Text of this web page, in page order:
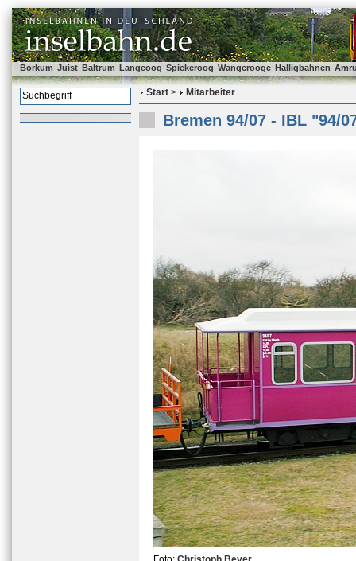
Borkum Juist Baltrum Langeoog Spiekeroog Wangerooge Halligbahnen
Start > Mitarbeiter
Bremen 94/07 - IBL "94/